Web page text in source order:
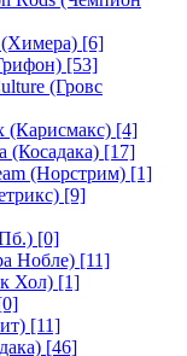
(Химера) [6]
[53]
(Гровс
(Карисмакс) [4]
(Косадака) [17]
(Норстрим) [1]
[9]
[0]
Нобле) [11]
Хол) [1]
[11]
[46]